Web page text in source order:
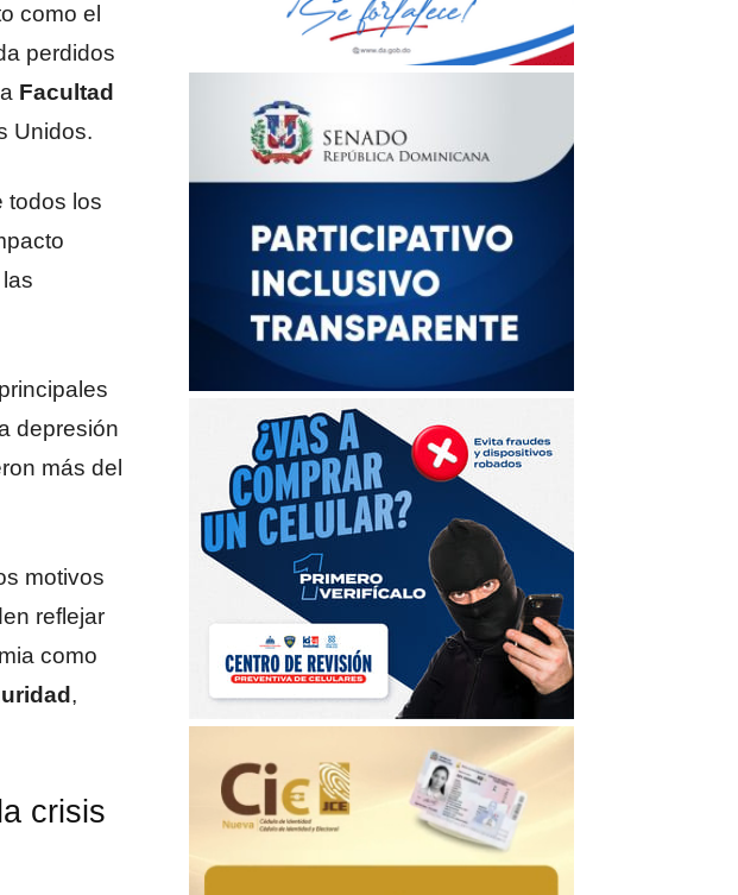
como el
perdidos
Facultad
Unidos.
todos los
depresión
más del
motivos
reflejar
como
,
crisis